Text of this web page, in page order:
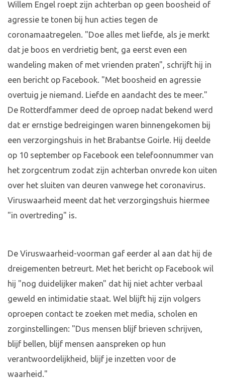
Willem Engel roept zijn achterban op geen boosheid of
agressie te tonen bij hun acties tegen de
coronamaatregelen. "Doe alles met liefde, als je merkt
dat je boos en verdrietig bent, ga eerst even een
wandeling maken of met vrienden praten", schrijft hij in
een bericht op Facebook. "Met boosheid en agressie
overtuig je niemand. Liefde en aandacht des te meer."
De Rotterdfammer deed de oproep nadat bekend werd
dat er ernstige bedreigingen waren binnengekomen bij
een verzorgingshuis in het Brabantse Goirle. Hij deelde
op 10 september op Facebook een telefoonnummer van
het zorgcentrum zodat zijn achterban onvrede kon uiten
over het sluiten van deuren vanwege het coronavirus.
Viruswaarheid meent dat het verzorgingshuis hiermee
"in overtreding" is.
De Viruswaarheid-voorman gaf eerder al aan dat hij de
dreigementen betreurt. Met het bericht op Facebook wil
hij "nog duidelijker maken" dat hij niet achter verbaal
geweld en intimidatie staat. Wel blijft hij zijn volgers
oproepen contact te zoeken met media, scholen en
zorginstellingen: "Dus mensen blijf brieven schrijven,
blijf bellen, blijf mensen aanspreken op hun
verantwoordelijkheid, blijf je inzetten voor de
waarheid."